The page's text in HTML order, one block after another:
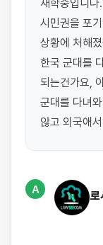
재학중입니
시민권을 포
상황에 처해
한국 군대를
되는건가요,
군대를 다녀
않고 외국애
A
로